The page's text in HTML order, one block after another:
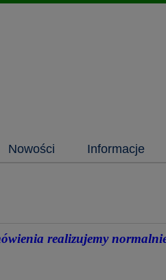
Nowości Informacje
realizujemy